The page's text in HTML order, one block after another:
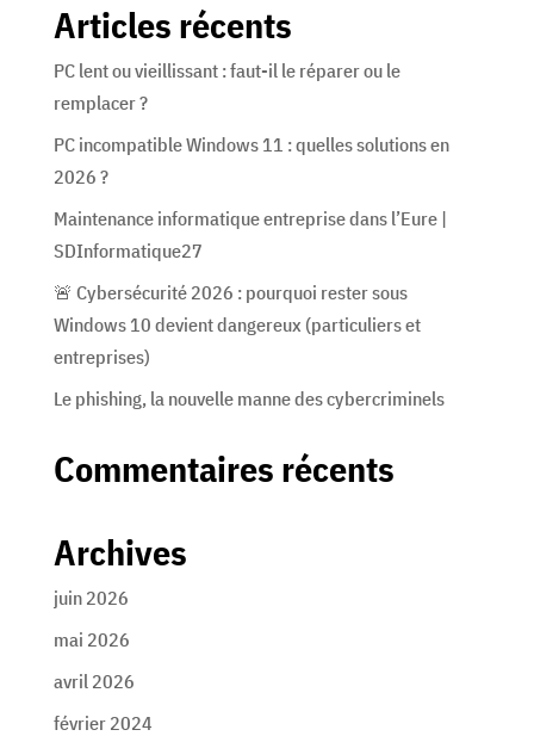
Articles récents
PC lent ou vieillissant : faut-il le réparer ou le
remplacer ?
PC incompatible Windows 11 : quelles solutions en
2026 ?
Maintenance informatique entreprise dans l’Eure |
SDInformatique27
🚨 Cybersécurité 2026 : pourquoi rester sous
Windows 10 devient dangereux (particuliers et
entreprises)
Le phishing, la nouvelle manne des cybercriminels
Commentaires récents
Archives
juin 2026
mai 2026
avril 2026
février 2024